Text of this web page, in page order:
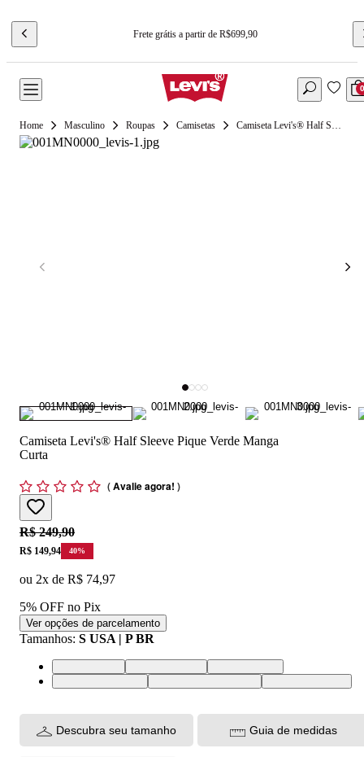
Frete grátis a partir de R$699,90
0
Masculino Roupas Camisetas Camiseta Levi's® Half Sleeve Pique Verde Manga Curta
Camiseta Levi's® Half Sleeve Pique Verde Manga
Curta
(Avalie agora! )
Original price:
R$ 249,90
Price:
R$ 149,94 40%
ou 2x de R$ 74,97
5% OFF no Pix
Ver opções de parcelamento
Tamanhos: S USA | P BR
S USA | P BRM USA | M BRL USA | G BR
XL USA | GG BRXXL USA | EGG BRXS USA | PP BR
Descubra seu tamanho Guia de medidas